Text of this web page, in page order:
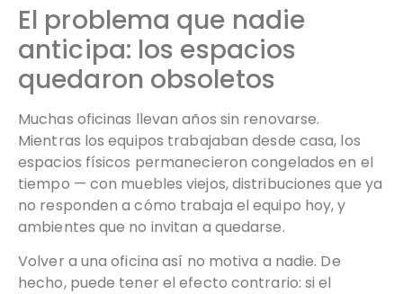
El problema que nadie
anticipa: los espacios
quedaron obsoletos
Muchas oficinas llevan años sin renovarse.
Mientras los equipos trabajaban desde casa, los
espacios físicos permanecieron congelados en el
tiempo — con muebles viejos, distribuciones que ya
no responden a cómo trabaja el equipo hoy, y
ambientes que no invitan a quedarse.
Volver a una oficina así no motiva a nadie. De
hecho, puede tener el efecto contrario: si el